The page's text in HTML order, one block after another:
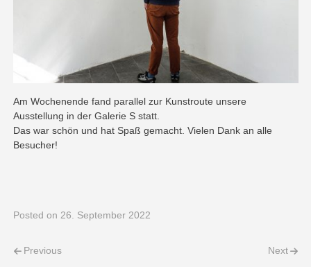
Am Wochenende fand parallel zur Kunstroute unsere
Ausstellung in der Galerie S statt.
Das war schön und hat Spaß gemacht. Vielen Dank an alle
Besucher!
Posted on 26. September 2022
Post navigation
Previous Next